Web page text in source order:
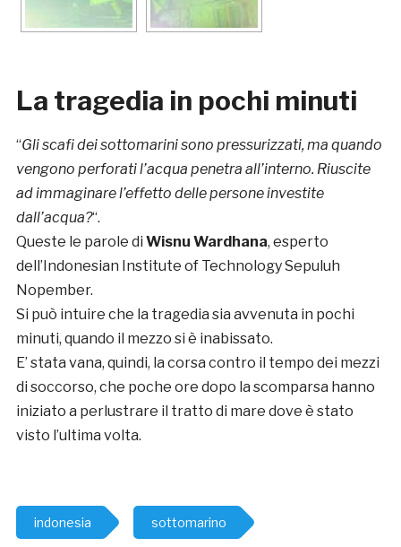
La tragedia in pochi minuti
“Gli scafi dei sottomarini sono pressurizzati, ma quando
vengono perforati l’acqua penetra all’interno. Riuscite
ad immaginare l’effetto delle persone investite
dall’acqua?“.
Queste le parole di Wisnu Wardhana, esperto
dell’Indonesian Institute of Technology Sepuluh
Nopember.
Si può intuire che la tragedia sia avvenuta in pochi
minuti, quando il mezzo si è inabissato.
E’ stata vana, quindi, la corsa contro il tempo dei mezzi
di soccorso, che poche ore dopo la scomparsa hanno
iniziato a perlustrare il tratto di mare dove è stato
visto l’ultima volta.
indonesia sottomarino